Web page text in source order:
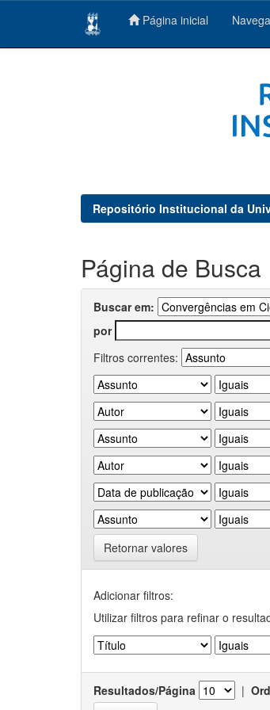
Página inicial
Repositório Institucional da
Página de Busca
Buscar em:
por
Filtros correntes:
Retornar valores
Adicionar filtros:
Utilizar filtros para refinar o
Resultados/Página |